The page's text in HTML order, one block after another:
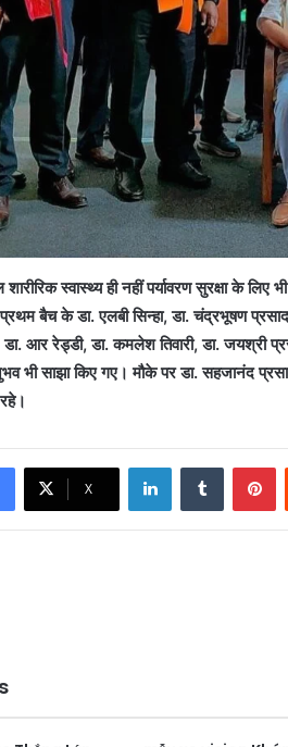
शारीरिक स्वास्थ्य ही नहीं पर्यावरण सुरक्षा के
बैच के डा. एलबी सिन्हा, डा. चंद्रभूषण
आर रेड्डी, डा. कमलेश तिवारी, डा. जयश्री
साझा किए गए। मौके पर डा. सहजानंद प्रसाद
X
LinkedInTumblr